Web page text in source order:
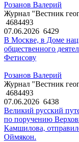
Розанов Валерий
Журнал "Вестник
4684493
07.06.2026 6429
В Москве, в Доме
общественного
Фетисову
Розанов Валерий
Журнал "Вестник
4684493
07.06.2026 6438
Великий русский
по поручению
Камшилова,
Оймякон.